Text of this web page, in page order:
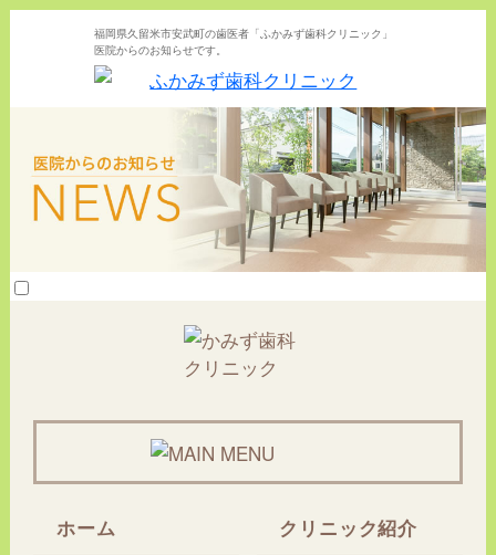
福岡県久留米市安武町の歯医者「ふかみず歯科クリニック」
医院からのお知らせです。
ホーム クリニック紹介